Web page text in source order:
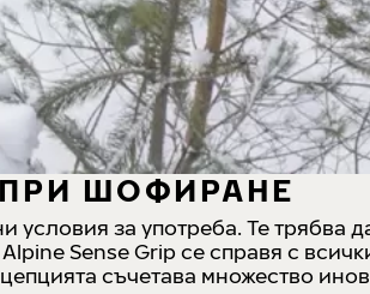
ШОФИРАНЕ
условия за употреба. Те трябва
Sense Grip се справя с
съчетава множество